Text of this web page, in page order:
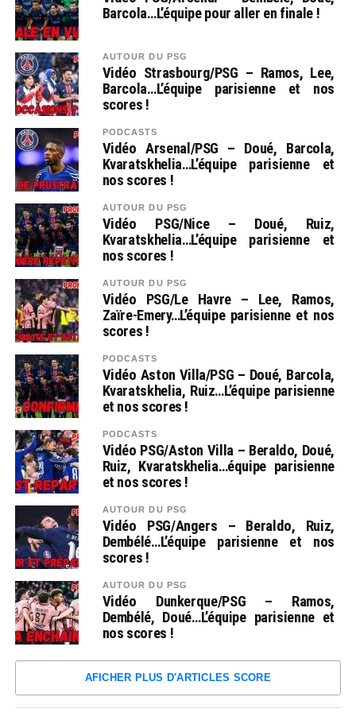
Barcola…L’équipe pour aller en finale !
AUTOUR DU PSG
Vidéo Strasbourg/PSG – Ramos, Lee,
Barcola…L’équipe parisienne et nos
scores !
PODCASTS
Vidéo Arsenal/PSG – Doué, Barcola,
Kvaratskhelia…L’équipe parisienne et
nos scores !
AUTOUR DU PSG
Vidéo PSG/Nice – Doué, Ruiz,
Kvaratskhelia…L’équipe parisienne et
nos scores !
AUTOUR DU PSG
Vidéo PSG/Le Havre – Lee, Ramos,
Zaïre-Emery…L’équipe parisienne et nos
scores !
PODCASTS
Vidéo Aston Villa/PSG – Doué, Barcola,
Kvaratskhelia, Ruiz…L’équipe parisienne
et nos scores !
PODCASTS
Vidéo PSG/Aston Villa – Beraldo, Doué,
Ruiz, Kvaratskhelia…équipe parisienne
et nos scores !
AUTOUR DU PSG
Vidéo PSG/Angers – Beraldo, Ruiz,
Dembélé…L’équipe parisienne et nos
scores !
AUTOUR DU PSG
Vidéo Dunkerque/PSG – Ramos,
Dembélé, Doué…L’équipe parisienne et
nos scores !
AFICHER PLUS D'ARTICLES SCORE